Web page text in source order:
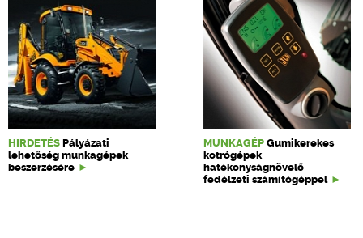
HIRDETÉS Pályázati
lehetőség munkagépek
beszerzésére
MUNKAGÉP Gumikerekes
kotrógépek
hatékonyságnövelő
fedélzeti számítógéppel